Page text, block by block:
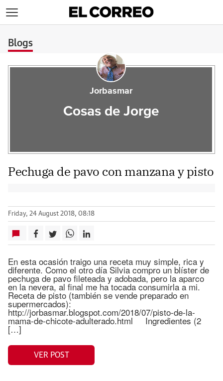
Blogs
Jorbasmar
Cosas de Jorge
Pechuga de pavo con manzana y pisto
Friday, 24 August 2018, 08:18
En esta ocasión traigo una receta muy simple, rica y
diferente. Como el otro día Silvia compro un blíster de
pechuga de pavo fileteada y adobada, pero la aparco
en la nevera, al final me ha tocada consumirla a mi.
Receta de pisto (también se vende preparado en
supermercados):
http://jorbasmar.blogspot.com/2018/07/pisto-de-la-
mama-de-chicote-adulterado.html Ingredientes (2
[…]
VER POST